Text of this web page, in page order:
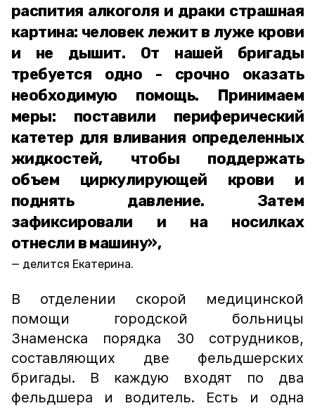
распития алкоголя и драки страшная
картина: человек лежит в луже крови
и не дышит. От нашей бригады
требуется одно - срочно оказать
необходимую помощь. Принимаем
меры: поставили периферический
катетер для вливания определенных
жидкостей, чтобы поддержать
объем циркулирующей крови и
поднять давление. Затем
зафиксировали и на носилках
отнесли в машину»,
делится Екатерина.
В отделении скорой медицинской
помощи городской больницы
Знаменска порядка 30 сотрудников,
составляющих две фельдшерских
бригады. В каждую входят по два
фельдшера и водитель. Есть и одна